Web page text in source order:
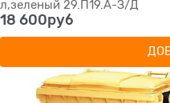
л,зеленый 29.П19.А-З/Д
18 600руб